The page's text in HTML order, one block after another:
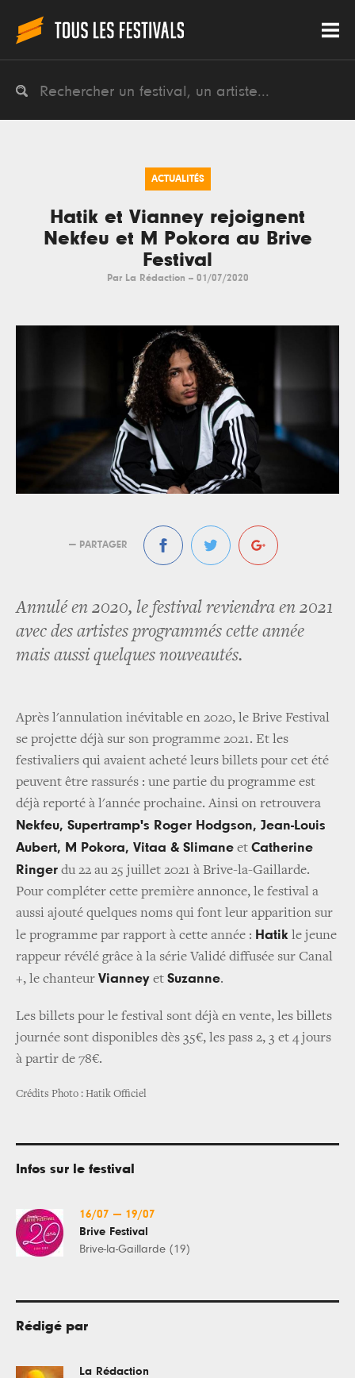
ACTUALITÉS
Hatik et Vianney rejoignent
Nekfeu et M Pokora au Brive
Festival
Par La Rédaction -- 01/07/2020
— PARTAGER
Annulé en 2020, le festival reviendra en 2021
avec des artistes programmés cette année
mais aussi quelques nouveautés.
Après l'annulation inévitable en 2020, le Brive Festival
se projette déjà sur son programme 2021. Et les
festivaliers qui avaient acheté leurs billets pour cet été
peuvent être rassurés : une partie du programme est
déjà reporté à l'année prochaine. Ainsi on retrouvera
Nekfeu, Supertramp's Roger Hodgson, Jean-Louis
Aubert, M Pokora, Vitaa & Slimane et Catherine
Ringer du 22 au 25 juillet 2021 à Brive-la-Gaillarde.
Pour compléter cette première annonce, le festival a
aussi ajouté quelques noms qui font leur apparition sur
le programme par rapport à cette année : Hatik le jeune
rappeur révélé grâce à la série Validé diffusée sur Canal
+, le chanteur Vianney et Suzanne.
Les billets pour le festival sont déjà en vente, les billets
journée sont disponibles dès 35€, les pass 2, 3 et 4 jours
à partir de 78€.
Crédits Photo : Hatik Officiel
Infos sur le festival
16/07 — 19/07
Brive Festival
Brive-la-Gaillarde (19)
Rédigé par
La Rédaction